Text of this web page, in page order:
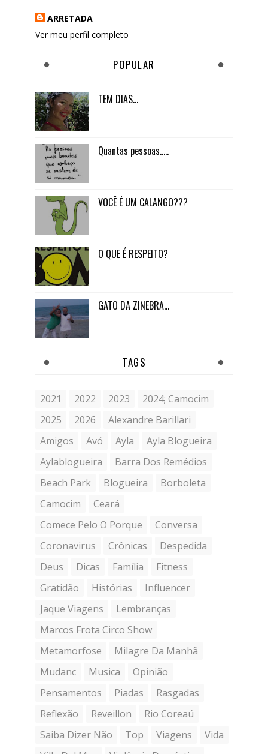
ARRETADA
Ver meu perfil completo
POPULAR
TEM DIAS...
Quantas pessoas.....
VOCÊ É UM CALANGO???
O QUE É RESPEITO?
GATO DA ZINEBRA...
TAGS
2021 2022 2023
2024; Camocim
2025
2026
Alexandre Barillari
Amigos
Avó Ayla
Ayla Blogueira
Aylablogueira
Barra Dos Remédios
Beach Park
Blogueira
Borboleta
Camocim
Ceará
Comece Pelo O Porque
Conversa
Coronavirus
Crônicas
Despedida
Deus
Dicas Família
Fitness
Gratidão
Histórias
Influencer
Jaque Viagens
Lembranças
Marcos Frota Circo Show
Metamorfose
Milagre Da Manhã
Mudanc
Musica
Opinião
Pensamentos
Piadas
Rasgadas
Reflexão
Reveillon
Rio Coreaú
Saiba Dizer Não
Top Viagens
Vida